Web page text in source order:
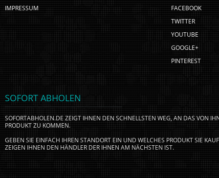
IMPRESSUM
FACEBOOK
TWITTER
YOUTUBE
GOOGLE+
PINTEREST
SOFORT ABHOLEN
SOFORTABHOLEN.DE ZEIGT IHNEN DEN SCHNELLSTEN WEG, AN DAS VON
PRODUKT ZU KOMMEN.
GEBEN SIE EINFACH IHREN STANDORT EIN UND WELCHES PRODUKT SIE
ZEIGEN IHNEN DEN HÄNDLER DER IHNEN AM NÄCHSTEN IST.